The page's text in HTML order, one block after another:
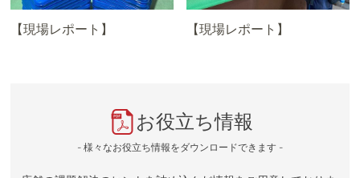
【現場レポート】 【現場レポート】
お役立ち情報
- 様々なお役立ち情報をダウンロードできます -